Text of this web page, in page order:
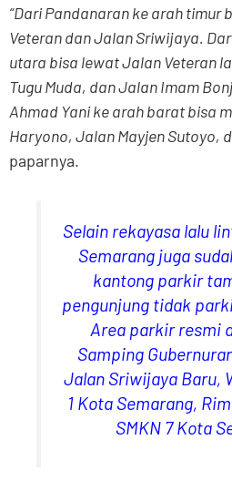
“Dari Pandanaran ke arah timur
Veteran dan Jalan Sriwijaya.
utara bisa lewat Jalan Veteran
Tugu Muda, dan Jalan Imam
Ahmad Yani ke arah barat bisa
Haryono, Jalan Mayjen Sutoyo,
paparnya.
Selain rekayasa lalu
Semarang juga
kantong parkir
pengunjung tidak
Area parkir resmi
Samping
Jalan Sriwijaya Baru,
1 Kota Semarang,
SMKN 7 Kota